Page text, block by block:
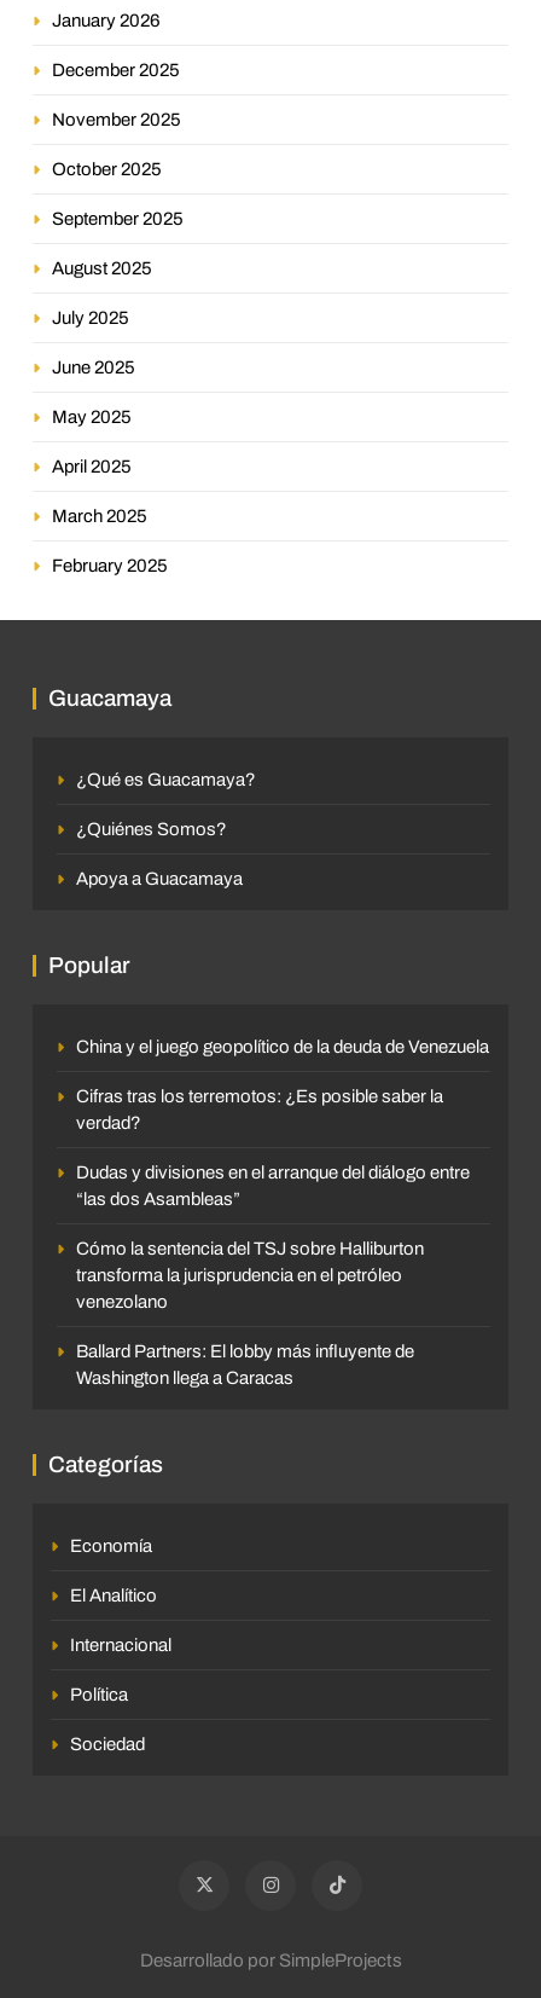
January 2026
December 2025
November 2025
October 2025
September 2025
August 2025
July 2025
June 2025
May 2025
April 2025
March 2025
February 2025
Guacamaya
¿Qué es Guacamaya?
¿Quiénes Somos?
Apoya a Guacamaya
Popular
China y el juego geopolítico de la deuda de Venezuela
Cifras tras los terremotos: ¿Es posible saber la
verdad?
Dudas y divisiones en el arranque del diálogo entre
“las dos Asambleas”
Cómo la sentencia del TSJ sobre Halliburton
transforma la jurisprudencia en el petróleo
venezolano
Ballard Partners: El lobby más influyente de
Washington llega a Caracas
Categorías
Economía
El Analítico
Internacional
Política
Sociedad
Desarrollado por SimpleProjects